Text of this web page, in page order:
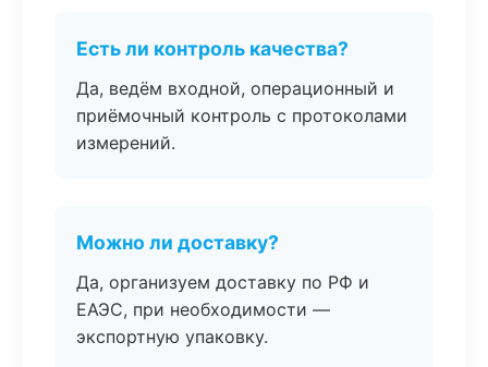
Есть ли контроль качества?
Да, ведём входной, операционный и
приёмочный контроль с протоколами
измерений.
Можно ли доставку?
Да, организуем доставку по РФ и
ЕАЭС, при необходимости —
экспортную упаковку.